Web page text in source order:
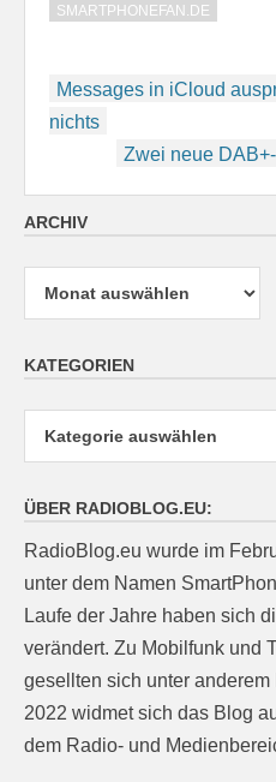
SMARTPHONEFAN.DE
Messages in iCloud
nichts
Zwei neue
ARCHIV
Archiv
KATEGORIEN
ÜBER RADIOBLOG.EU:
RadioBlog.eu wurde im
unter dem Namen
Laufe der Jahre haben sich
verändert. Zu Mobilfunk und
gesellten sich unter
2022 widmet sich das Blog
dem Radio- und